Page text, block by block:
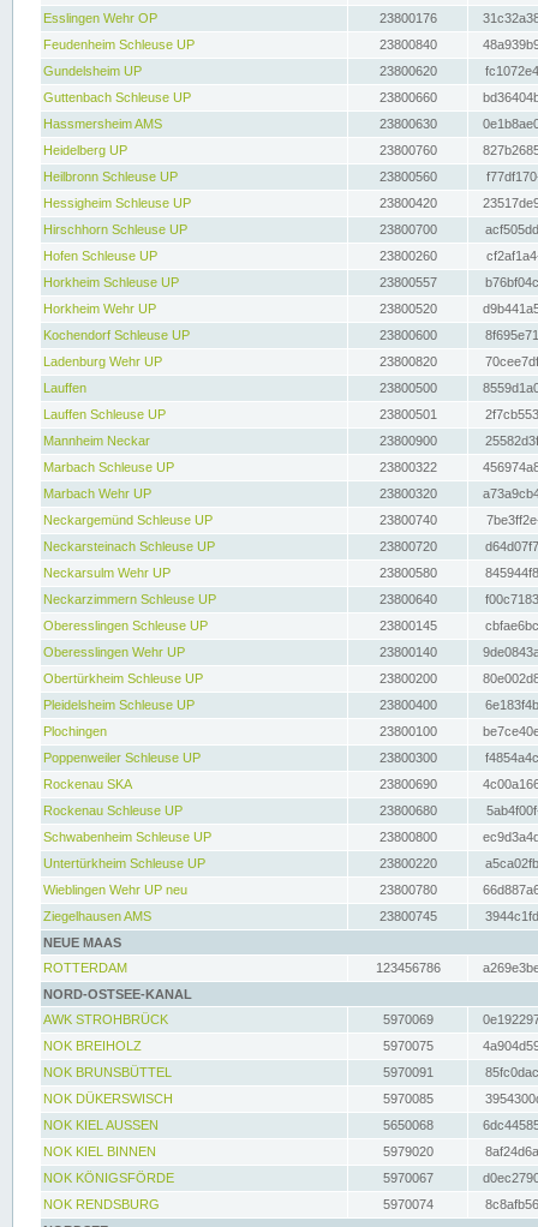
Esslingen Wehr OP
23800176
Feudenheim Schleuse UP
23800840
Gundelsheim UP
23800620
Guttenbach Schleuse UP
23800660
Hassmersheim AMS
23800630
Heidelberg UP
23800760
Heilbronn Schleuse UP
23800560
Hessigheim Schleuse UP
23800420
Hirschhorn Schleuse UP
23800700
Hofen Schleuse UP
23800260
Horkheim Schleuse UP
23800557
Horkheim Wehr UP
23800520
Kochendorf Schleuse UP
23800600
Ladenburg Wehr UP
23800820
Lauffen
23800500
Lauffen Schleuse UP
23800501
Mannheim Neckar
23800900
Marbach Schleuse UP
23800322
Marbach Wehr UP
23800320
Neckargemünd Schleuse UP
23800740
Neckarsteinach Schleuse UP
23800720
Neckarsulm Wehr UP
23800580
Neckarzimmern Schleuse UP
23800640
Oberesslingen Schleuse UP
23800145
Oberesslingen Wehr UP
23800140
Obertürkheim Schleuse UP
23800200
Pleidelsheim Schleuse UP
23800400
Plochingen
23800100
Poppenweiler Schleuse UP
23800300
Rockenau SKA
23800690
Rockenau Schleuse UP
23800680
Schwabenheim Schleuse UP
23800800
Untertürkheim Schleuse UP
23800220
Wieblingen Wehr UP neu
23800780
Ziegelhausen AMS
23800745
NEUE MAAS
ROTTERDAM
123456786
NORD-OSTSEE-KANAL
AWK STROHBRÜCK
5970069
NOK BREIHOLZ
5970075
NOK BRUNSBÜTTEL
5970091
NOK DÜKERSWISCH
5970085
NOK KIEL AUSSEN
5650068
NOK KIEL BINNEN
5979020
NOK KÖNIGSFÖRDE
5970067
NOK RENDSBURG
5970074